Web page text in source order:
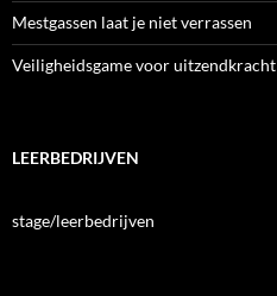
Mestgassen laat je niet verrassen
Veiligheidsgame voor uitzendkracht
LEERBEDRIJVEN
stage/leerbedrijven